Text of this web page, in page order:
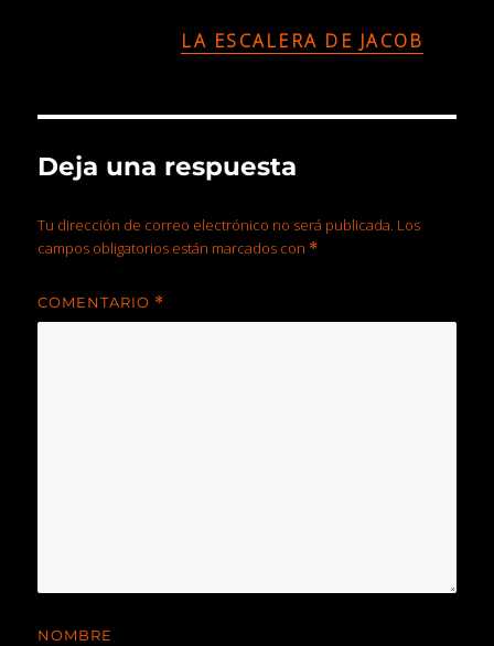
LA ESCALERA DE JACOB
Deja una respuesta
Tu dirección de correo electrónico no será publicada. Los
campos obligatorios están marcados con *
COMENTARIO *
NOMBRE